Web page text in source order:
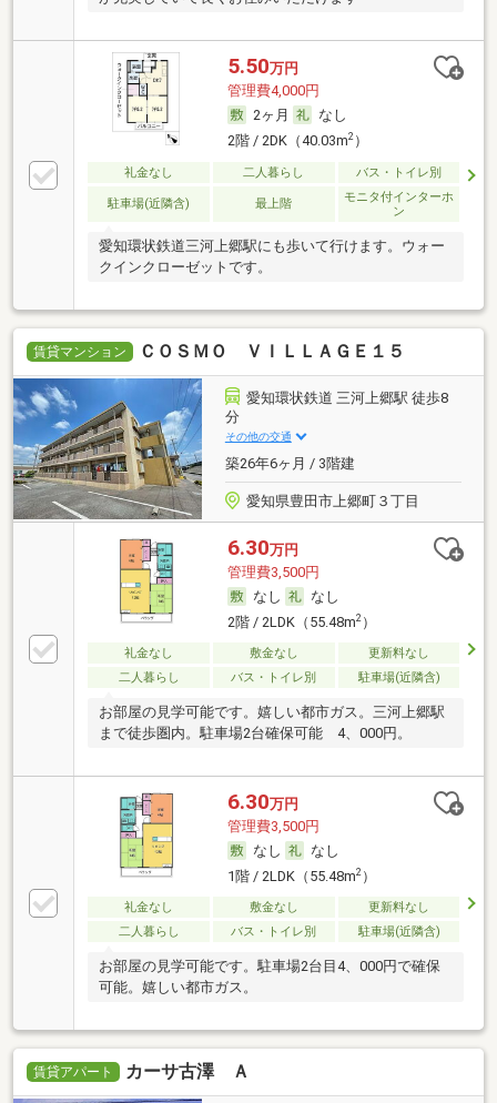
5.50万円
管理費4,000円
2ヶ月
なし
2階 / 2DK（40.03m2）
礼金なし 二人暮らし バス・トイレ別
駐車場(近隣含) 最上階
モニタ付インターホ
ン
愛知環状鉄道三河上郷駅にも歩いて行けます。ウォー
クインクローゼットです。
賃貸マンション ＣＯＳＭＯ ＶＩＬＬＡＧＥ１５
愛知環状鉄道 三河上郷駅 徒歩8
分
その他の交通
築26年6ヶ月 / 3階建
愛知県豊田市上郷町３丁目
6.30万円
管理費3,500円
なし
なし
2階 / 2LDK（55.48m2）
礼金なし 敷金なし
更新料なし
二人暮らし
バス・トイレ別 駐車場(近隣含)
お部屋の見学可能です。嬉しい都市ガス。三河上郷駅
まで徒歩圏内。駐車場2台確保可能 4、000円。
6.30万円
管理費3,500円
なし
なし
1階 / 2LDK（55.48m2）
礼金なし 敷金なし
更新料なし
二人暮らし
バス・トイレ別 駐車場(近隣含)
お部屋の見学可能です。駐車場2台目4、000円で確保
可能。嬉しい都市ガス。
賃貸アパート カーサ古澤 Ａ